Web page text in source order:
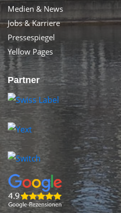
Medien & News
Jobs & Karriere
Pressespiegel
Yellow Pages
Partner